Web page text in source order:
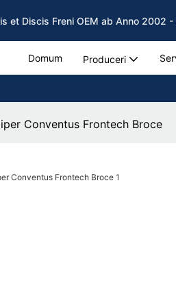
et Discis Freni OEM ab Anno 2002 -
Domum Produceri
Conventus Frontech Broce